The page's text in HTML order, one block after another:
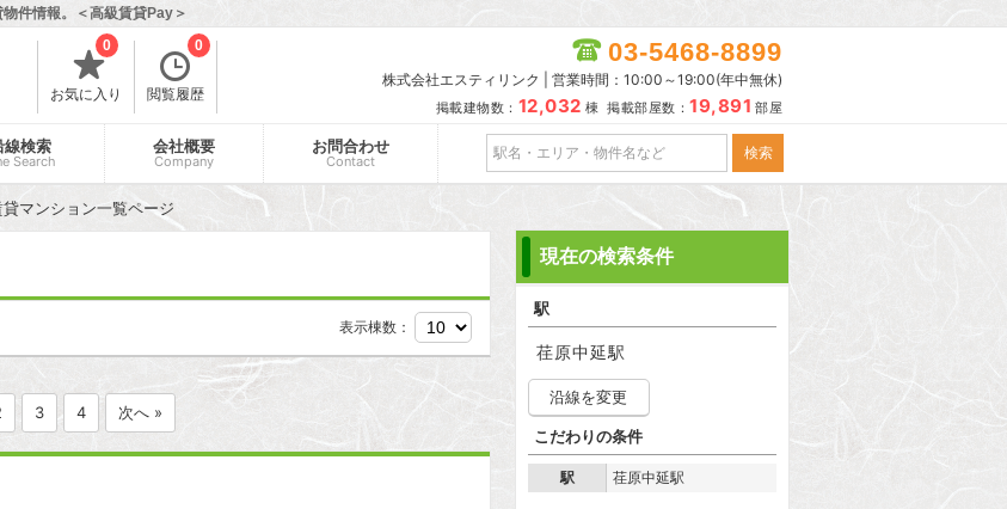
件情報。＜高級賃貸Pay＞
お気に入り
0
閲覧履歴
0 03-5468-8899
株式会社エスティリンク | 営業時間：10:00～19:00(年中無休)
掲載建物数： 12,032 棟 掲載部屋数： 19,891 部屋
線検索
Search
会社概要
Company
お問合わせ
Contact
マンション一覧ページ
表示棟数：
3 4 次へ »
現在の検索条件
駅
荏原中延駅
沿線を変更
こだわりの条件
駅 荏原中延駅